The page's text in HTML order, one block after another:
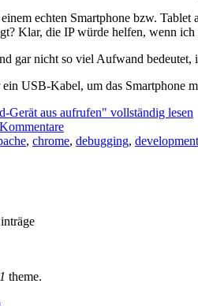
echten Smartphone bzw.
Klar, die IP würde helfen, wenn
gar nicht so viel Aufwand
USB-Kabel, um das Smartphone
aus aufrufen" vollständig lesen
, chrome, debugging, development
theme.